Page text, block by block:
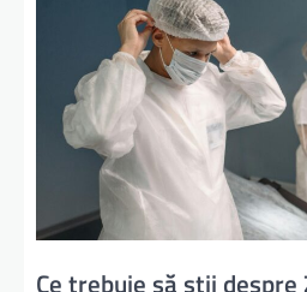
Ce trebuie să știi despre